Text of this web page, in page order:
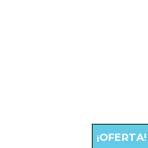
¡OFERTA!